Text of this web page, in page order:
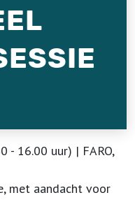
- 16.00 uur) | FARO,
met aandacht voor